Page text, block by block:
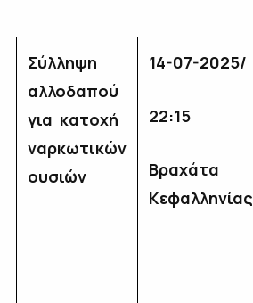
Σύλληψη
αλλοδαπού
για κατοχή
ναρκωτικών
ουσιών
14-07-2025/
22:15
Βραχάτα
Κεφαλληνίας